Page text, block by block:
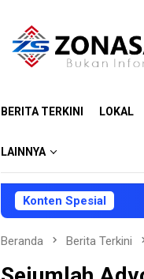
BERITA TERKINI LOKAL
LAINNYA
Konten Spesial
Beranda Berita Terkini